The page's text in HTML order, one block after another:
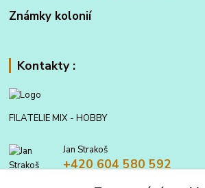
Známky kolonií
Kontakty :
FILATELIE MIX - HOBBY
Jan Strakoš
+420 604 580 592